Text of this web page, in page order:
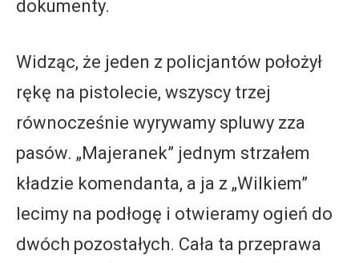
dokumenty.
Widząc, że jeden z policjantów położył
rękę na pistolecie, wszyscy trzej
równocześnie wyrywamy spluwy zza
pasów. „Majeranek” jednym strzałem
kładzie komendanta, a ja z „Wilkiem”
lecimy na podłogę i otwieramy ogień do
dwóch pozostałych. Cała ta przeprawa